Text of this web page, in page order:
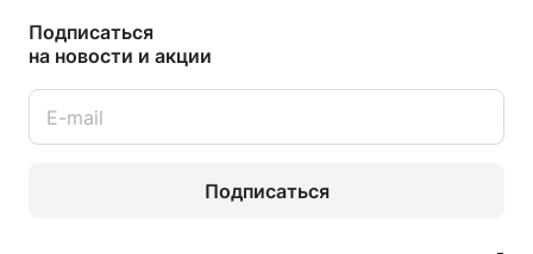
Подписаться
на новости и акции
Подписаться